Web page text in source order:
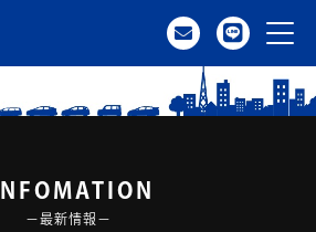
NFOMATION
−最新情報−